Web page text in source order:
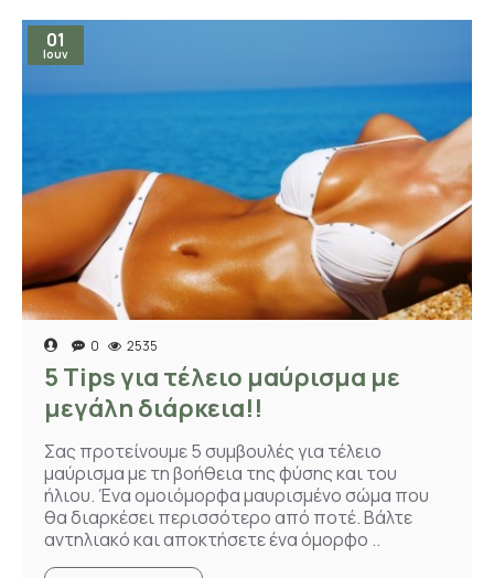
01
Ιουν
0 2535
5 Tips για τέλειο μαύρισμα με
μεγάλη διάρκεια!!
Σας προτείνουμε 5 συμβουλές για τέλειο
μαύρισμα με τη βοήθεια της φύσης και του
ήλιου. Ένα ομοιόμορφα μαυρισμένο σώμα που
θα διαρκέσει περισσότερο από ποτέ. Βάλτε
αντηλιακό και αποκτήσετε ένα όμορφο ..